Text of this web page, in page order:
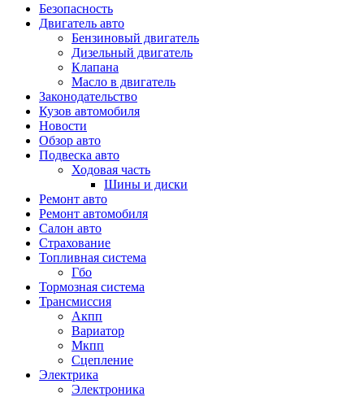
Безопасность
Двигатель авто
Бензиновый двигатель
Дизельный двигатель
Клапана
Масло в двигатель
Законодательство
Кузов автомобиля
Новости
Обзор авто
Подвеска авто
Ходовая часть
Шины и диски
Ремонт авто
Ремонт автомобиля
Салон авто
Страхование
Топливная система
Гбо
Тормозная система
Трансмиссия
Акпп
Вариатор
Мкпп
Сцепление
Электрика
Электроника